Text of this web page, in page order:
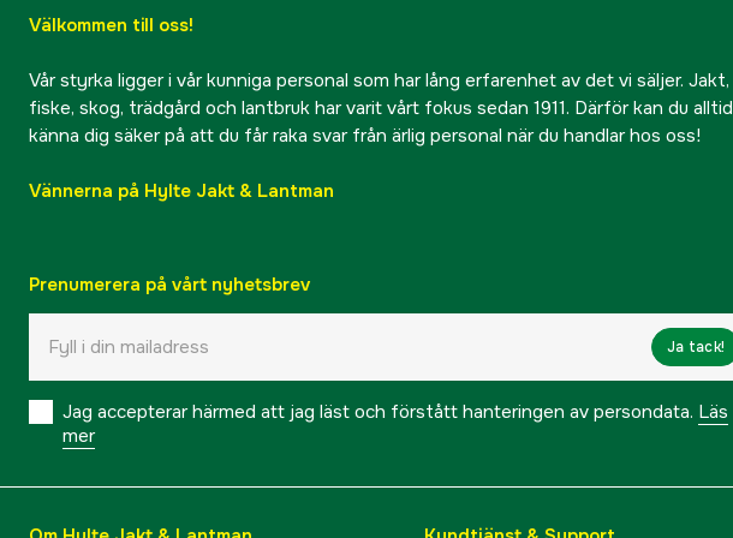
Välkommen till oss!
Vår styrka ligger i vår kunniga personal som har lång erfarenhet av det vi säljer. Jakt,
fiske, skog, trädgård och lantbruk har varit vårt fokus sedan 1911. Därför kan du alltid
känna dig säker på att du får raka svar från ärlig personal när du handlar hos oss!
Vännerna på Hylte Jakt & Lantman
Prenumerera på vårt nyhetsbrev
Ja tack!
Jag accepterar härmed att jag läst och förstått hanteringen av persondata. Läs
mer